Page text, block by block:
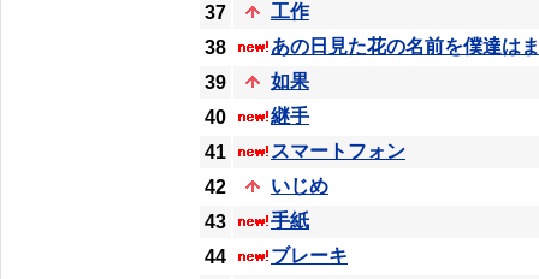
37
工作
38
あの日見た花の名前を僕達は
39
如果
40
継手
41
スマートフォン
42
いじめ
43
手紙
44
ブレーキ